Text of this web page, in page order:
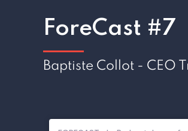
Gestion de projet
ForeCast #7
Baptiste Collot - CEO